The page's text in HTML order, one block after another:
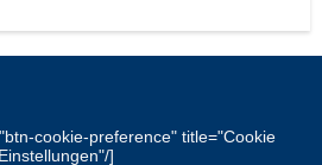
cookie-preference" title="Cookie
Einstellungen"/]